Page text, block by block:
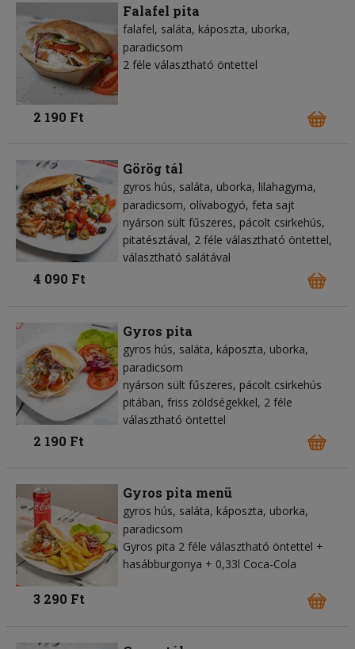
Falafel pita
falafel saláta káposzta uborka
paradicsom
2 féle választható öntettel
2 190 Ft
Görög tál
gyros hús saláta uborka lilahagyma
paradicsom olívabogyó feta sajt
nyárson sült fűszeres, pácolt csirkehús,
pitatésztával, 2 féle választható öntettel,
választható salátával
4 090 Ft
Gyros pita
gyros hús saláta káposzta uborka
paradicsom
nyárson sült fűszeres, pácolt csirkehús
pitában, friss zöldségekkel, 2 féle
választható öntettel
2 190 Ft
Gyros pita menü
gyros hús saláta káposzta uborka
paradicsom
Gyros pita 2 féle választható öntettel +
hasábburgonya + 0,33l Coca-Cola
3 290 Ft